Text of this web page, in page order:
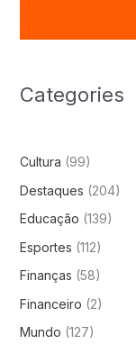
Categories
Cultura (99)
Destaques (204)
Educação (139)
Esportes (112)
Finanças (58)
Financeiro (2)
Mundo (127)